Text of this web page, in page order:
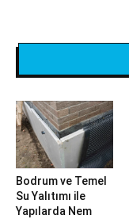
Bodrum ve Temel
Su Yalıtımı ile
Yapılarda Nem